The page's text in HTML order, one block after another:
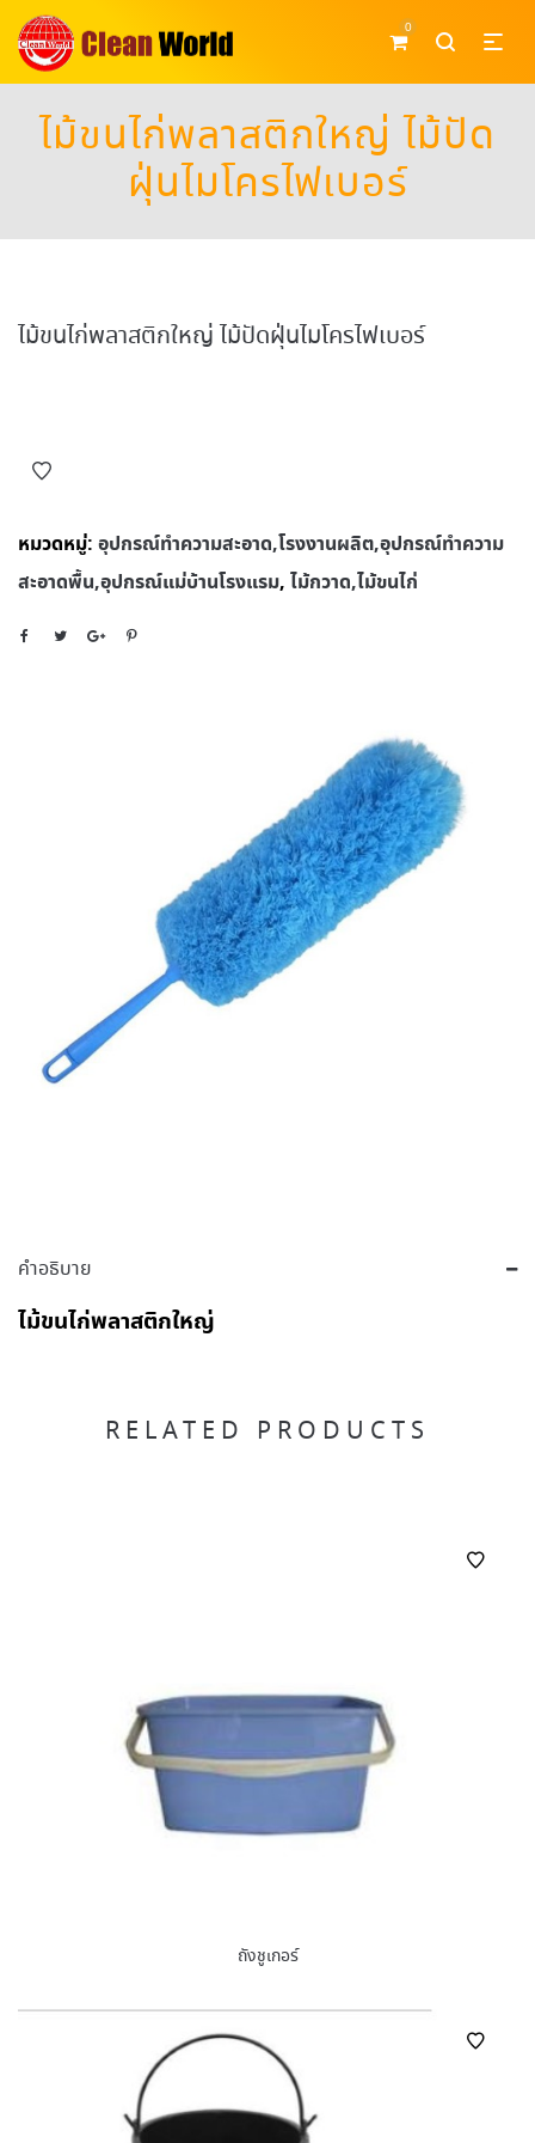
0
ไม้ขนไก่พลาสติกใหญ่ ไม้ปัด
ฝุ่นไมโครไฟเบอร์
ไม้ขนไก่พลาสติกใหญ่ ไม้ปัดฝุ่นไมโครไฟเบอร์
หมวดหมู่: อุปกรณ์ทําความสะอาด,โรงงานผลิต,อุปกรณ์ทําความ
สะอาดพื้น,อุปกรณ์แม่บ้านโรงแรม, ไม้กวาด,ไม้ขนไก่
คำอธิบาย
ไม้ขนไก่พลาสติกใหญ่
RELATED PRODUCTS
ถังชูเกอร์